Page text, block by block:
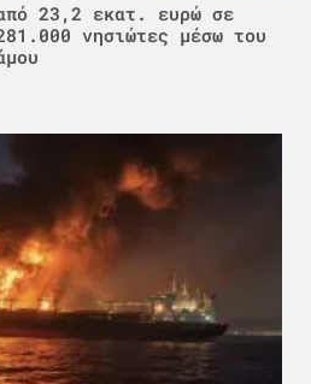
23,2 εκατ. ευρώ σε
νησιώτες μέσω του